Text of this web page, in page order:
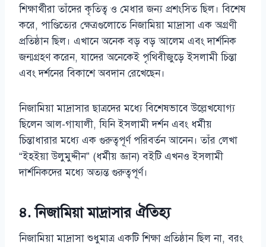
শিক্ষার্থীরা তাঁদের কৃতিত্ব ও মেধার জন্য প্রশংসিত ছিল। বিশেষ
করে, পাণ্ডিত্যের ক্ষেত্রগুলোতে নিজামিয়া মাদ্রাসা এক অগ্রণী
প্রতিষ্ঠান ছিল। এখানে অনেক বড় বড় আলেম এবং দার্শনিক
জন্মগ্রহণ করেন, যাদের অনেকেই পৃথিবীজুড়ে ইসলামী চিন্তা
এবং দর্শনের বিকাশে অবদান রেখেছেন।
নিজামিয়া মাদ্রাসার ছাত্রদের মধ্যে বিশেষভাবে উল্লেখযোগ্য
ছিলেন আল-গাযালী, যিনি ইসলামী দর্শন এবং ধর্মীয়
চিন্তাধারার মধ্যে এক গুরুত্বপূর্ণ পরিবর্তন আনেন। তাঁর লেখা
“ইহইয়া উলুমুদ্দীন” (ধর্মীয় জ্ঞান) বইটি এখনও ইসলামী
দার্শনিকদের মধ্যে অত্যন্ত গুরুত্বপূর্ণ।
৪. নিজামিয়া মাদ্রাসার ঐতিহ্য
নিজামিয়া মাদ্রাসা শুধুমাত্র একটি শিক্ষা প্রতিষ্ঠান ছিল না, বরং